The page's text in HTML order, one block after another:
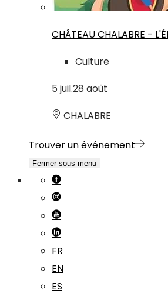
CHÂTEAU CHALABRE -
Culture
5 juil.28 août
CHALABRE
Trouver un événement
Fermer sous-menu
FR
EN
ES